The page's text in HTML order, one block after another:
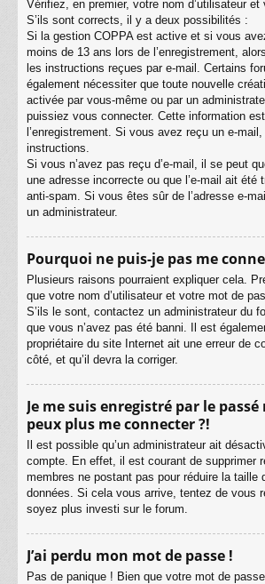
Vérifiez, en premier, votre nom d’utilisateur
S’ils sont corrects, il y a deux possibilités :
Si la gestion COPPA est active et si vous
moins de 13 ans lors de l’enregistrement,
les instructions reçues par e-mail. Certains
également nécessiter que toute nouvelle
activée par vous-même ou par un
puissiez vous connecter. Cette information
l’enregistrement. Si vous avez reçu un e-
instructions.
Si vous n’avez pas reçu d’e-mail, il se peut
une adresse incorrecte ou que l’e-mail ait été
anti-spam. Si vous êtes sûr de l’adresse e-
un administrateur.
Pourquoi ne puis-je pas me
Plusieurs raisons pourraient expliquer cela.
que votre nom d’utilisateur et votre mot de
S’ils le sont, contactez un administrateur du
que vous n’avez pas été banni. Il est
propriétaire du site Internet ait une erreur de
côté, et qu’il devra la corriger.
Je me suis enregistré par le
peux plus me connecter ?!
Il est possible qu’un administrateur ait
compte. En effet, il est courant de supprimer
membres ne postant pas pour réduire la taille
données. Si cela vous arrive, tentez de vous
soyez plus investi sur le forum.
J’ai perdu mon mot de passe !
Pas de panique ! Bien que votre mot de